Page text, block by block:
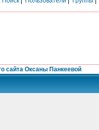
сайта Оксаны Панкеевой